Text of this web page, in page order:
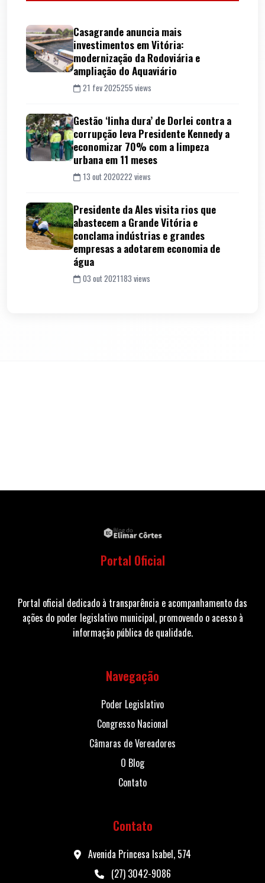
Casagrande anuncia mais
investimentos em Vitória:
modernização da Rodoviária e
ampliação do Aquaviário
21 fev 2025255 views
Gestão ‘linha dura’ de Dorlei contra a
corrupção leva Presidente Kennedy a
economizar 70% com a limpeza
urbana em 11 meses
13 out 2020222 views
Presidente da Ales visita rios que
abastecem a Grande Vitória e
conclama indústrias e grandes
empresas a adotarem economia de
água
03 out 2021183 views
Portal Oficial
Portal oficial dedicado à transparência e acompanhamento das
ações do poder legislativo municipal, promovendo o acesso à
informação pública de qualidade.
Navegação
Poder Legislativo
Congresso Nacional
Câmaras de Vereadores
O Blog
Contato
Contato
Avenida Princesa Isabel, 574
(27) 3042-9086